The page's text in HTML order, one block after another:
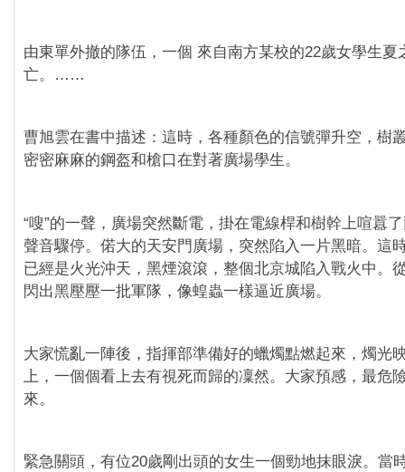
由東單外撤的隊伍，一個 來自南方某校的22歲女學生夏
亡。……
曹旭雲在書中描述：這時，各種顏色的信號彈升空，樹
密密麻麻的鋼盔和槍口在對著廣場學生。
“嗖”的一聲，廣場突然斷電，掛在電線桿和樹幹上喧囂
聲音驟停。偌大的天安門廣場，突然陷入一片黑暗。這
已經是火光沖天，黑煙滾滾，整個北京城陷入戰火中。
閃出黑壓壓一批軍隊，像蝗蟲一樣逼近廣場。
大家慌亂一陣後，指揮部準備好的蠟燭點燃起來，燭光
上，一個個看上去有視死而歸的凜然。大家預感，最危
來。
緊急關頭，有位20歲剛出頭的女生一個勁地抹眼淚。當